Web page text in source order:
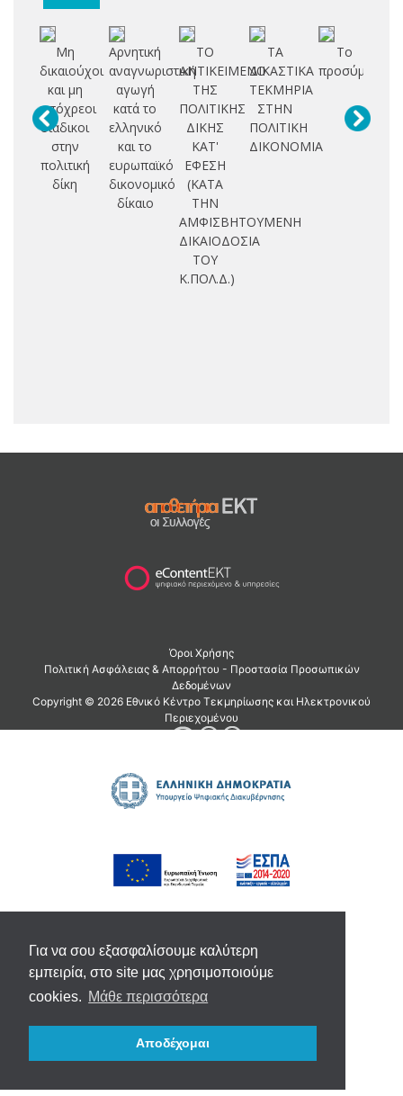
Για να σου εξασφαλίσουμε καλύτερη
εμπειρία, στο site μας χρησιμοποιούμε
cookies. Μάθε περισσότερα
Αποδέχομαι
Μη
δικαιούχοι
και μη
υπόχρεοι
διάδικοι
στην
πολιτική
δίκη
Αρνητική
αναγνωριστική
αγωγή
κατά το
ελληνικό
και το
ευρωπαϊκό
δικονομικό
δίκαιο
ΤΟ
ΑΝΤΙΚΕΙΜΕΝΟ
ΤΗΣ
ΠΟΛΙΤΙΚΗΣ
ΔΙΚΗΣ
ΚΑΤ'
ΕΦΕΣΗ
(ΚΑΤΑ
ΤΗΝ
ΑΜΦΙΣΒΗΤΟΥΜΕΝΗ
ΔΙΚΑΙΟΔΟΣΙΑ
ΤΟΥ
Κ.ΠΟΛ.Δ.)
ΤΑ
ΔΙΚΑΣΤΙΚΑ
ΤΕΚΜΗΡΙΑ
ΣΤΗΝ
ΠΟΛΙΤΙΚΗ
ΔΙΚΟΝΟΜΙΑ
Το